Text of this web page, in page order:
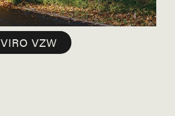
VIRO VZW